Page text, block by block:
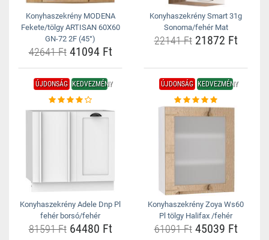
Konyhaszekrény MODENA
Fekete/tölgy ARTISAN 60X60
GN-72 2F (45°)
42641 Ft41094 Ft
Konyhaszekrény Smart 31g
Sonoma/fehér Mat
22141 Ft21872 Ft
ÚJDONSÁG KEDVEZMÉNY
Konyhaszekrény Adele Dnp Pl
fehér borsó/fehér
81591 Ft64480 Ft
ÚJDONSÁG KEDVEZMÉNY
Konyhaszekrény Zoya Ws60
Pl tölgy Halifax /fehér
61091 Ft45039 Ft